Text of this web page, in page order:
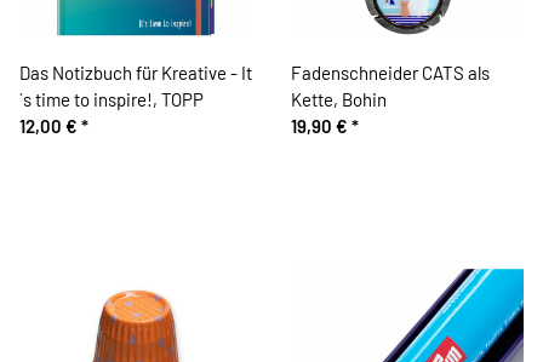
Das Notizbuch für Kreative - It
´s time to inspire!, TOPP
12,00 € *
Fadenschneider CATS als
Kette, Bohin
19,90 € *